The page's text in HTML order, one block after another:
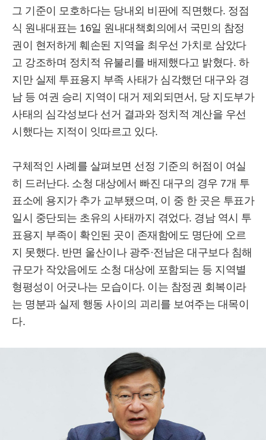
그 기준이 모호하다는 당내외 비판에 직면했다. 정점
식 원내대표는 16일 원내대책회의에서 국민의 참정
권이 현저하게 훼손된 지역을 최우선 가치로 삼았다
고 강조하며 정치적 유불리를 배제했다고 밝혔다. 하
지만 실제 투표용지 부족 사태가 심각했던 대구와 경
남 등 여권 승리 지역이 대거 제외되면서, 당 지도부가
사태의 심각성보다 선거 결과와 정치적 계산을 우선
시했다는 지적이 잇따르고 있다.
구체적인 사례를 살펴보면 선정 기준의 허점이 여실
히 드러난다. 소청 대상에서 빠진 대구의 경우 7개 투
표소에 용지가 추가 교부됐으며, 이 중 한 곳은 투표가
일시 중단되는 초유의 사태까지 겪었다. 경남 역시 투
표용지 부족이 확인된 곳이 존재함에도 명단에 오르
지 못했다. 반면 울산이나 광주·전남은 대구보다 침해
규모가 작았음에도 소청 대상에 포함되는 등 지역별
형평성이 어긋나는 모습이다. 이는 참정권 회복이라
는 명분과 실제 행동 사이의 괴리를 보여주는 대목이
다.